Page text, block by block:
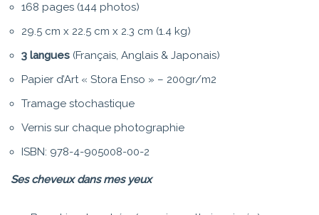
168 pages (144 photos)
29.5 cm x 22.5 cm x 2.3 cm (1.4 kg)
3 langues (Français, Anglais & Japonais)
Papier d’Art « Stora Enso » – 200gr/m2
Tramage stochastique
Vernis sur chaque photographie
ISBN: 978-4-905008-00-2
Ses cheveux dans mes yeux